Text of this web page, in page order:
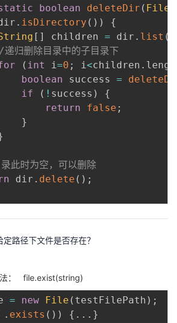
boolean deleteDir ( File
. isDirectory ( ) )
{
[ ] children = dir . list (
归删除目录中的子目录下
( int i=0 ; i<children .
boolean success =
if
( ! success )
{
return
false ;
}
此时为空，可以删除
dir . delete ( ) ;
路径下文件是否存在？
： file.exist(string)
= new File ( testFilePath ) ;
. exists ( ) ) { . . . }